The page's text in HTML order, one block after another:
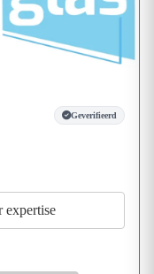
Geverifieerd
expertise